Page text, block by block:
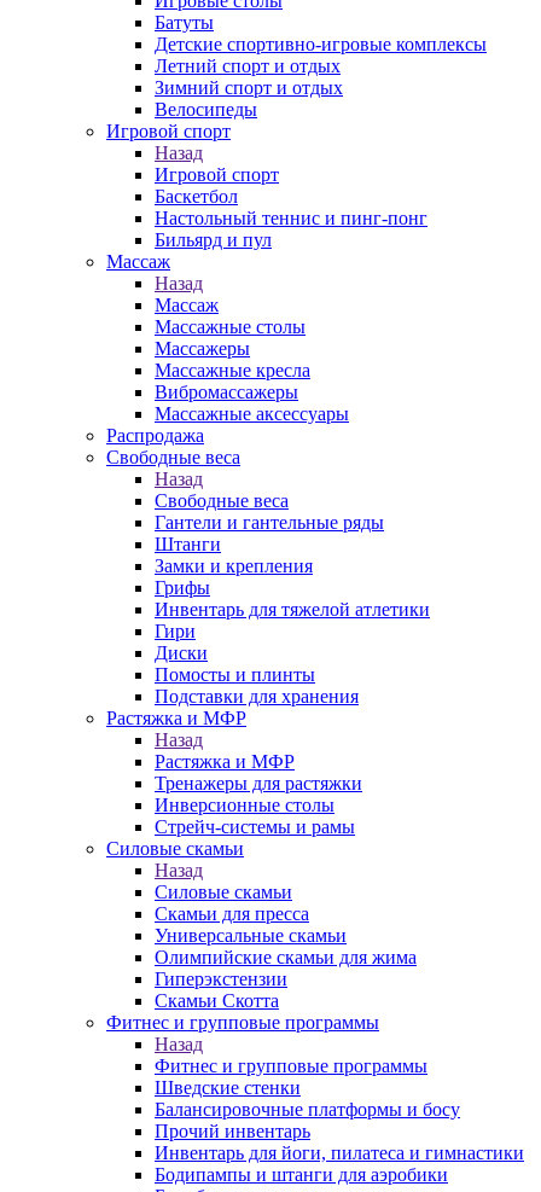
Батуты
Детские спортивно-игровые комплексы
Летний спорт и отдых
Зимний спорт и отдых
Велосипеды
Игровой спорт
Назад
Игровой спорт
Баскетбол
Настольный теннис и пинг-понг
Бильярд и пул
Массаж
Назад
Массаж
Массажные столы
Массажеры
Массажные кресла
Вибромассажеры
Массажные аксессуары
Распродажа
Свободные веса
Назад
Свободные веса
Гантели и гантельные ряды
Штанги
Замки и крепления
Грифы
Инвентарь для тяжелой атлетики
Гири
Диски
Помосты и плинты
Подставки для хранения
Растяжка и МФР
Назад
Растяжка и МФР
Тренажеры для растяжки
Инверсионные столы
Стрейч-системы и рамы
Силовые скамьи
Назад
Силовые скамьи
Скамьи для пресса
Универсальные скамьи
Олимпийские скамьи для жима
Гиперэкстензии
Скамьи Скотта
Фитнес и групповые программы
Назад
Фитнес и групповые программы
Шведские стенки
Балансировочные платформы и босу
Прочий инвентарь
Инвентарь для йоги, пилатеса и гимнастики
Бодипампы и штанги для аэробики